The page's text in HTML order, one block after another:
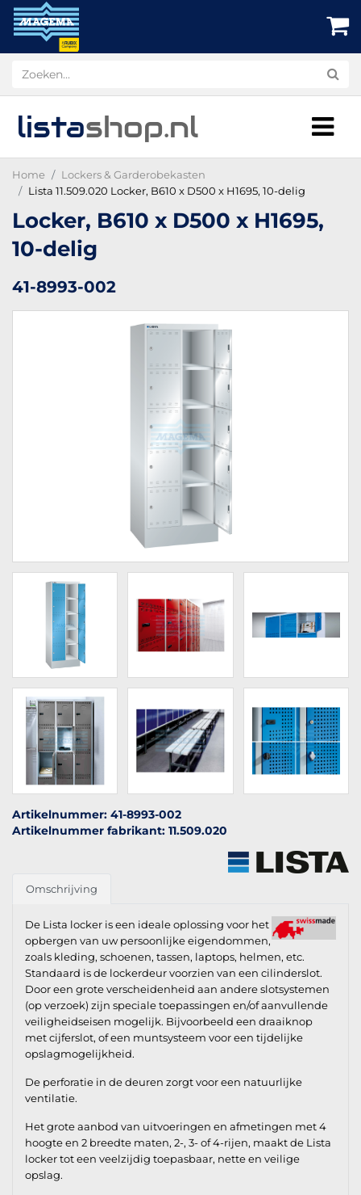
listashop.nl
Home
Lockers & Garderobekasten
Lista 11.509.020 Locker, B610 x D500 x H1695, 10-delig
Locker, B610 x D500 x H1695,
10-delig
41-8993-002
Artikelnummer: 41-8993-002
Artikelnummer fabrikant: 11.509.020
Omschrijving
De Lista locker is een ideale oplossing voor het
opbergen van uw persoonlijke eigendommen,
zoals kleding, schoenen, tassen, laptops, helmen, etc.
Standaard is de lockerdeur voorzien van een cilinderslot.
Door een grote verscheidenheid aan andere slotsystemen
(op verzoek) zijn speciale toepassingen en/of aanvullende
veiligheidseisen mogelijk. Bijvoorbeeld een draaiknop
met cijferslot, of een muntsysteem voor een tijdelijke
opslagmogelijkheid.
De perforatie in de deuren zorgt voor een natuurlijke
ventilatie.
Het grote aanbod van uitvoeringen en afmetingen met 4
hoogte en 2 breedte maten, 2-, 3- of 4-rijen, maakt de Lista
locker tot een veelzijdig toepasbaar, nette en veilige
opslag.